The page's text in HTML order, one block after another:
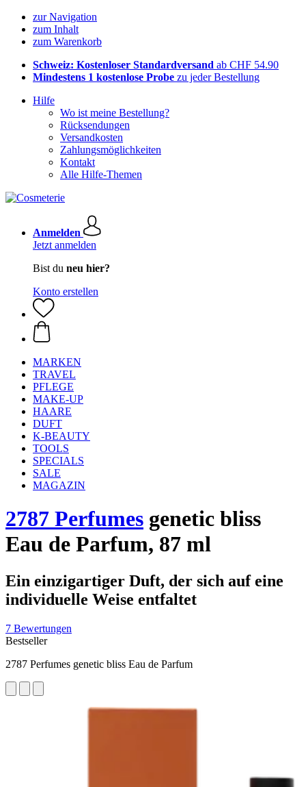
zur Navigation
zum Inhalt
zum Warenkorb
Schweiz: Kostenloser Standardversand ab CHF 54.90
Mindestens 1 kostenlose Probe zu jeder Bestellung
Hilfe
Wo ist meine Bestellung?
Rücksendungen
Versandkosten
Zahlungsmöglichkeiten
Kontakt
Alle Hilfe-Themen
Anmelden
Jetzt anmelden
Bist du neu hier?
Konto erstellen
MARKEN
TRAVEL
PFLEGE
MAKE-UP
HAARE
DUFT
K-BEAUTY
TOOLS
SPECIALS
SALE
MAGAZIN
2787 Perfumes genetic bliss
Eau de Parfum, 87 ml
Ein einzigartiger Duft, der sich auf eine
individuelle Weise entfaltet
7 Bewertungen
Bestseller
2787 Perfumes genetic bliss Eau de Parfum